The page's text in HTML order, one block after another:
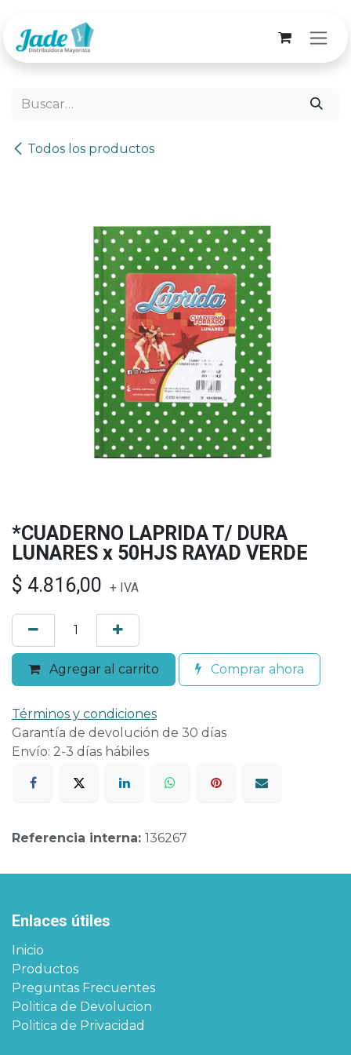
Todos los productos
*CUADERNO LAPRIDA T/ DURA
LUNARES x 50HJS RAYAD VERDE
$ 4.816,00 + IVA
Agregar al carrito Comprar ahora
Términos y condiciones
Garantía de devolución de 30 días
Envío: 2-3 días hábiles
Referencia interna: 136267
Enlaces útiles
Inicio
Productos
Preguntas Frecuentes
Politica de Devolucion
Politica de Privacidad